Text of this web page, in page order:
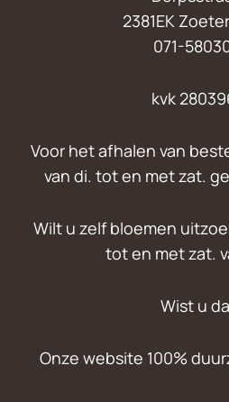
2381EK
071-
kvk
Voor het afhalen van
van di. tot en met zat.
Wilt u zelf bloemen
tot en met zat.
Wist u
Onze website 100%